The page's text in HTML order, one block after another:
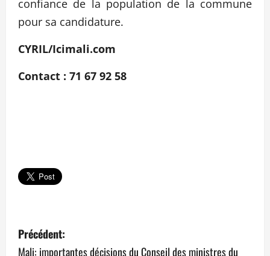
confiance de la population de la commune
pour sa candidature.
CYRIL/Icimali.com
Contact : 71 67 92 58
N
Précédent:
Mali: importantes décisions du Conseil des ministres du